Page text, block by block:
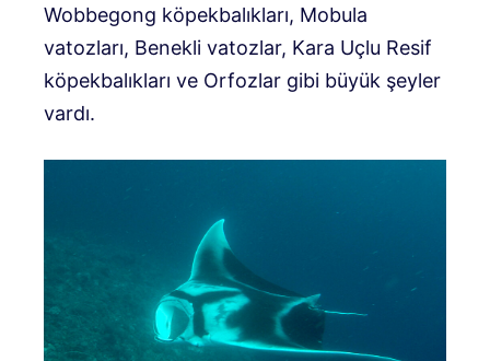
Wobbegong köpekbalıkları, Mobula
vatozları, Benekli vatozlar, Kara Uçlu Resif
köpekbalıkları ve Orfozlar gibi büyük şeyler
vardı.